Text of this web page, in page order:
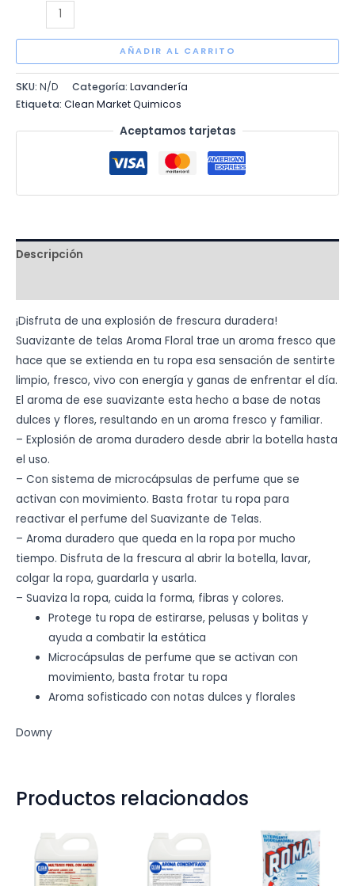
SUAVIZANTE
AROMA
FLORAL
cantidad
AÑADIR AL CARRITO
SKU: N/D Categoría: Lavandería
Etiqueta: Clean Market Quimicos
Aceptamos tarjetas
Descripción
¡Disfruta de una explosión de frescura duradera!
Suavizante de telas Aroma Floral trae un aroma fresco que
hace que se extienda en tu ropa esa sensación de sentirte
limpio, fresco, vivo con energía y ganas de enfrentar el día.
El aroma de ese suavizante esta hecho a base de notas
dulces y flores, resultando en un aroma fresco y familiar.
– Explosión de aroma duradero desde abrir la botella hasta
el uso.
– Con sistema de microcápsulas de perfume que se
activan con movimiento. Basta frotar tu ropa para
reactivar el perfume del Suavizante de Telas.
– Aroma duradero que queda en la ropa por mucho
tiempo. Disfruta de la frescura al abrir la botella, lavar,
colgar la ropa, guardarla y usarla.
– Suaviza la ropa, cuida la forma, fibras y colores.
Protege tu ropa de estirarse, pelusas y bolitas y
ayuda a combatir la estática
Microcápsulas de perfume que se activan con
movimiento, basta frotar tu ropa
Aroma sofisticado con notas dulces y florales
Downy
Productos relacionados